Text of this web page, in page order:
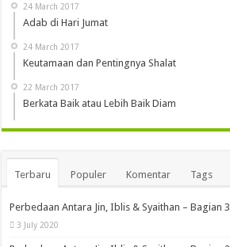
24 March 2017
Adab di Hari Jumat
24 March 2017
Keutamaan dan Pentingnya Shalat
22 March 2017
Berkata Baik atau Lebih Baik Diam
Terbaru Populer Komentar Tags
Perbedaan Antara Jin, Iblis & Syaithan – Bagian 3
3 July 2020